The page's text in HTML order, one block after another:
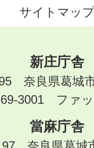
サイトマッ
新庄庁舎
奈良県葛城
3001 ファ
當麻庁舎